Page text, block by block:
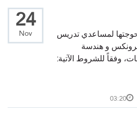
24
Nov
لمساعدي تدريس
و هندسة
وفقاً للشروط الآتية:
03:20